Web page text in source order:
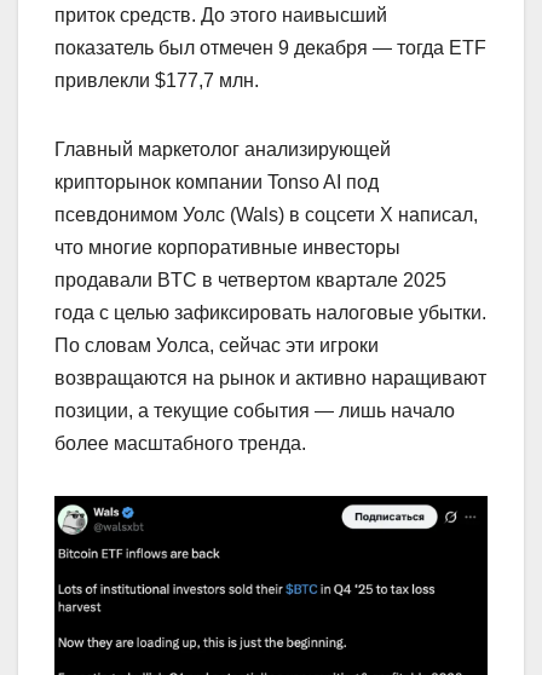
приток средств. До этого наивысший
показатель был отмечен 9 декабря — тогда ETF
привлекли $177,7 млн.
Главный маркетолог анализирующей
крипторынок компании Tonso AI под
псевдонимом Уолс (Wals) в соцсети X написал,
что многие корпоративные инвесторы
продавали BTC в четвертом квартале 2025
года с целью зафиксировать налоговые убытки.
По словам Уолса, сейчас эти игроки
возвращаются на рынок и активно наращивают
позиции, а текущие события — лишь начало
более масштабного тренда.